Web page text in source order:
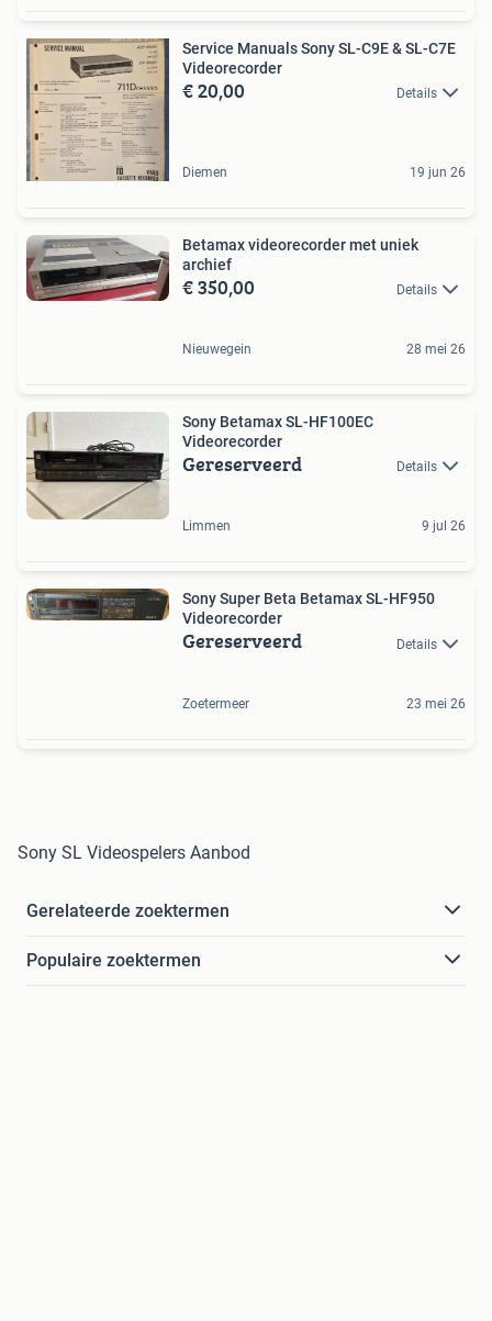
Service Manuals Sony SL-C9E & SL-C7E
Videorecorder
€ 20,00 Details
Diemen 19 jun 26
Betamax videorecorder met uniek
archief
€ 350,00 Details
Nieuwegein 28 mei 26
Sony Betamax SL-HF100EC
Videorecorder
Gereserveerd Details
Limmen 9 jul 26
Sony Super Beta Betamax SL-HF950
Videorecorder
Gereserveerd Details
Zoetermeer 23 mei 26
Sony SL Videospelers Aanbod
Gerelateerde zoektermen
Populaire zoektermen